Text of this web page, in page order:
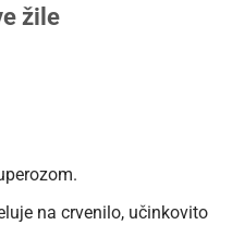
žile
na crvenilo, učinkovito